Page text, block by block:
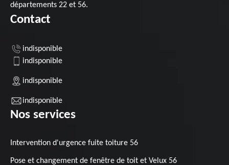
départements 22 et 56.
Contact
indisponible
indisponible
indisponible
indisponible
Nos services
Intervention d'urgence fuite toiture 56
Pose et changement de fenêtre de toit et Velux 56